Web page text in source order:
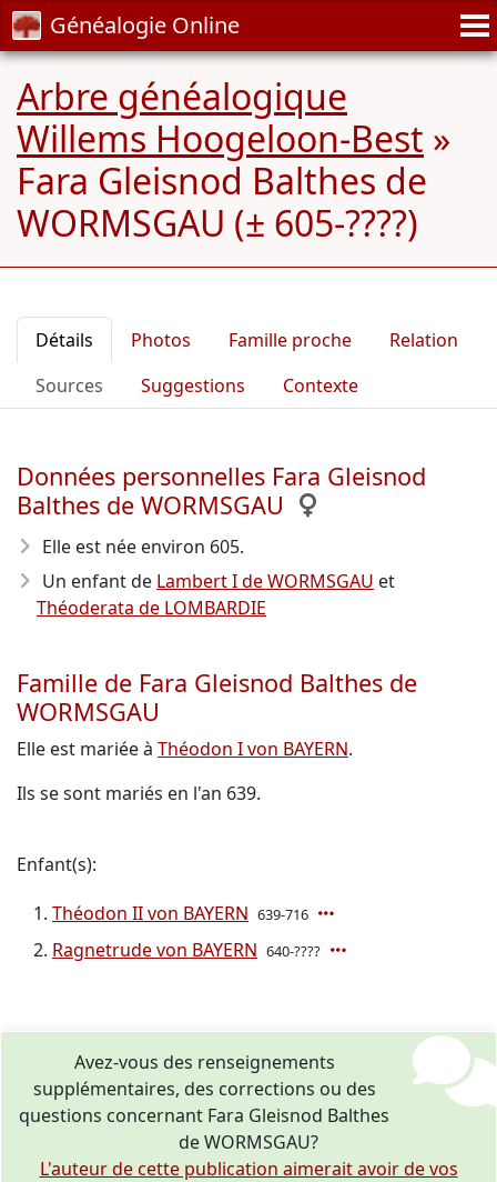
Généalogie Online
Arbre généalogique
Willems Hoogeloon-Best »
Fara Gleisnod Balthes de
WORMSGAU (± 605-????)
Détails Photos Famille proche
Relation
Sources
Suggestions Contexte
Données personnelles Fara Gleisnod
Balthes de WORMSGAU
Elle est née environ 605.
Un enfant de Lambert I de WORMSGAU et
Théoderata de LOMBARDIE
Famille de Fara Gleisnod Balthes de
WORMSGAU
Elle est mariée à Théodon I von BAYERN.
Ils se sont mariés en l'an 639.
Enfant(s):
Théodon II von BAYERN 639-716
Ragnetrude von BAYERN 640-????
Avez-vous des renseignements
supplémentaires, des corrections ou des
questions concernant Fara Gleisnod Balthes
de WORMSGAU?
L'auteur de cette publication aimerait avoir de vos